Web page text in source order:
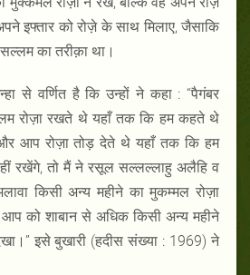
इफ्तार को रोज़े के साथ मिलाए, जैसाकि
का तरीक़ा था।
से वर्णित है कि उन्हों ने कहा : “पैगंबर
रोज़ा रखते थे यहाँ तक कि हम कहते थे
आप रोज़ा तोड़ देते थे यहाँ तक कि हम
रखेंगे, तो मैं ने रसूल सल्लल्लाहु अलैहि व
किसी अन्य महीने का मुकम्मल रोज़ा
को शाबान से अधिक किसी अन्य महीने
इसे बुखारी (हदीस संख्या : 1969) ने